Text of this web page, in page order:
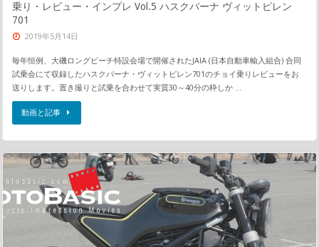
乗り・レビュー・インプレ Vol.5 ハスクバーナ ヴィットピレン
701
2019年5月14日
毎年恒例、大磯ロングビーチ特設会場で開催されたJAIA (日本自動車輸入組合) 合同
試乗会にて収録したハスクバーナ・ヴィットピレン701のチョイ乗りレビューをお
送りします。置き撮りと試乗を合わせて実質30～40分の枠しか …
動画と記事